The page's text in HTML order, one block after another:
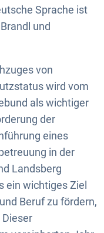
Sprache ist
und
von
wird vom
als wichtiger
der
eines
in der
Landsberg
ein wichtiges Ziel
Beruf zu fördern,